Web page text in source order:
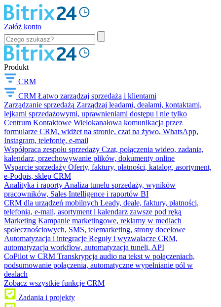
Załóż konto
Produkt
CRM
CRM Łatwo zarządzaj sprzedażą i klientami
Zarządzanie sprzedażą Zarządzaj leadami, dealami, kontaktami,
lejkami sprzedażowymi, uprawnieniami dostępu i nie tylko
Centrum Kontaktowe Wielokanałowa komunikacja przez
formularze CRM, widżet na stronie, czat na żywo, WhatsApp,
Instagram, telefonię, e-mail
Współpraca zespołu sprzedaży Czat, połączenia wideo, zadania,
kalendarz, przechowywanie plików, dokumenty online
Wsparcie sprzedaży Oferty, faktury, płatności, katalog, asortyment,
e-Podpis, sklep CRM
Analityka i raporty Analiza tunelu sprzedaży, wyników
pracowników, Sales Intelligence i raportów BI
CRM dla urządzeń mobilnych Leady, deale, faktury, płatności,
telefonia, e-mail, asortyment i kalendarz zawsze pod ręką
Marketing Kampanie marketingowe, reklamy w mediach
społecznościowych, SMS, telemarketing, strony docelowe
Automatyzacja i integracje Reguły i wyzwalacze CRM,
automatyzacja workflow, automatyzacja tuneli, API
CoPilot w CRM Transkrypcja audio na tekst w połączeniach,
podsumowanie połączenia, automatyczne wypełnianie pól w
dealach
Zobacz wszystkie funkcje CRM
Zadania i projekty